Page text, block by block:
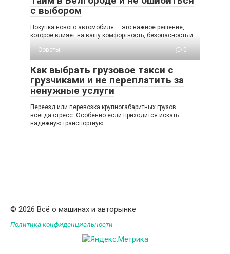
с выбором
Покупка нового автомобиля — это важное решение,
которое влияет на вашу комфортность, безопасность и
Советы
0
Как выбрать грузовое такси с
грузчиками и не переплатить за
ненужные услуги
Переезд или перевозка крупногабаритных грузов –
всегда стресс. Особенно если приходится искать
надежную транспортную
© 2026 Всё о машинах и авторынке
Политика конфиденциальности